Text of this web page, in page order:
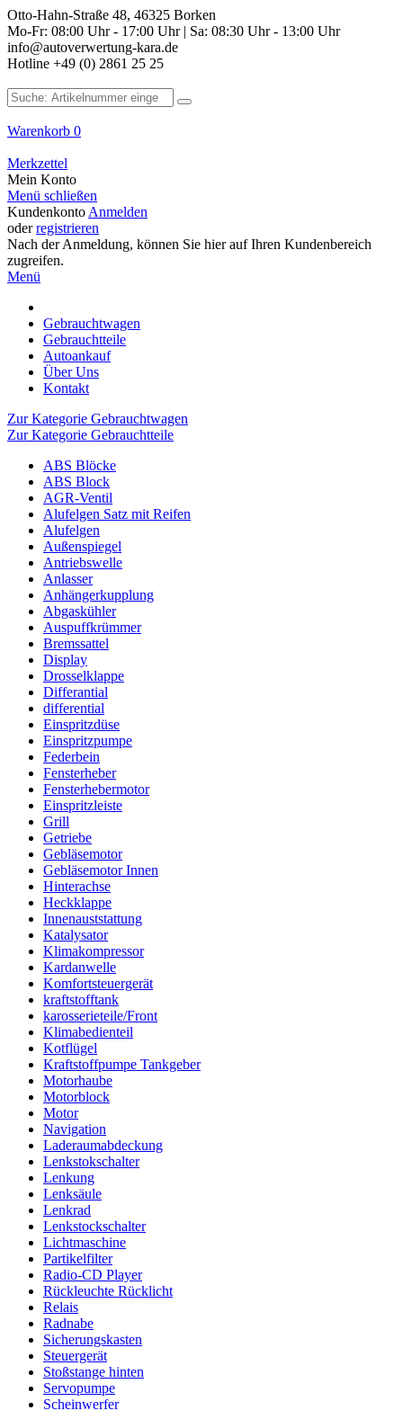
Otto-Hahn-Straße 48, 46325 Borken
Mo-Fr: 08:00 Uhr - 17:00 Uhr | Sa: 08:30 Uhr - 13:00 Uhr
info@autoverwertung-kara.de
Hotline +49 (0) 2861 25 25
Warenkorb 0
Merkzettel
Mein Konto
Menü schließen
Kundenkonto Anmelden
oderregistrieren
Nach der Anmeldung, können Sie hier auf Ihren Kundenbereich
zugreifen.
Menü
Gebrauchtwagen
Gebrauchtteile
Autoankauf
Über Uns
Kontakt
Zur Kategorie Gebrauchtwagen
Zur Kategorie Gebrauchtteile
ABS Blöcke
ABS Block
AGR-Ventil
Alufelgen Satz mit Reifen
Alufelgen
Außenspiegel
Antriebswelle
Anlasser
Anhängerkupplung
Abgaskühler
Auspuffkrümmer
Bremssattel
Display
Drosselklappe
Differantial
differential
Einspritzdüse
Einspritzpumpe
Federbein
Fensterheber
Fensterhebermotor
Einspritzleiste
Grill
Getriebe
Gebläsemotor
Gebläsemotor Innen
Hinterachse
Heckklappe
Innenauststattung
Katalysator
Klimakompressor
Kardanwelle
Komfortsteuergerät
kraftstofftank
karosserieteile/Front
Klimabedienteil
Kotflügel
Kraftstoffpumpe Tankgeber
Motorhaube
Motorblock
Motor
Navigation
Laderaumabdeckung
Lenkstokschalter
Lenkung
Lenksäule
Lenkrad
Lenkstockschalter
Lichtmaschine
Partikelfilter
Radio-CD Player
Rückleuchte Rücklicht
Relais
Radnabe
Sicherungskasten
Steuergerät
Stoßstange hinten
Servopumpe
Scheinwerfer